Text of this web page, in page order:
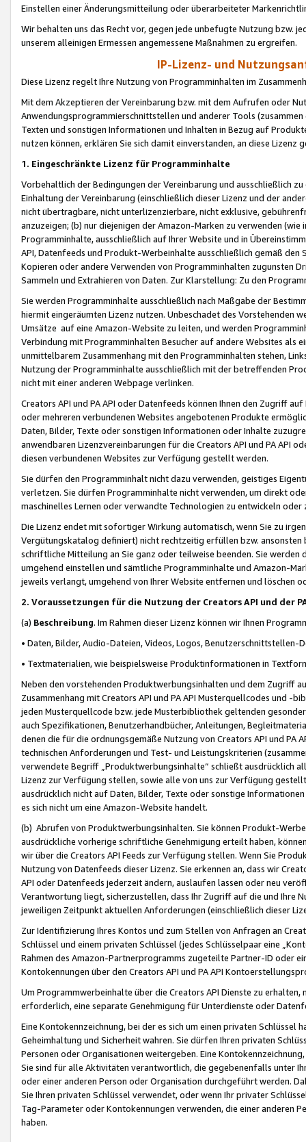
Einstellen einer Änderungsmitteilung oder überarbeiteter
Wir behalten uns das Recht vor, gegen jede unbefugte Nutzung bzw.
unserem alleinigen Ermessen angemessene Maßnahmen zu ergreifen.
IP-Lizenz- und
Diese Lizenz regelt Ihre Nutzung von Programminhalten im
Mit dem Akzeptieren der Vereinbarung bzw. mit dem Aufrufen oder
Anwendungsprogrammierschnittstellen und anderer Tools (zusammen
Texten und sonstigen Informationen und Inhalten in Bezug auf
nutzen können, erklären Sie sich damit einverstanden, an diese Lizenz
1. Eingeschränkte Lizenz für Programminhalte
Vorbehaltlich der Bedingungen der Vereinbarung und ausschließlich
Einhaltung der Vereinbarung (einschließlich dieser Lizenz und der
nicht übertragbare, nicht unterlizenzierbare, nicht exklusive,
anzuzeigen; (b) nur diejenigen der Amazon-Marken zu verwenden
Programminhalte, ausschließlich auf Ihrer Website und in
API, Datenfeeds und Produkt-Werbeinhalte ausschließlich gemäß
Kopieren oder andere Verwenden von Programminhalten zugunsten
Sammeln und Extrahieren von Daten. Zur Klarstellung: Zu den
Sie werden Programminhalte ausschließlich nach Maßgabe der
hiermit eingeräumten Lizenz nutzen. Unbeschadet des Vorstehenden
Umsätze auf eine Amazon-Website zu leiten, und werden
Verbindung mit Programminhalten Besucher auf andere Websites als
unmittelbarem Zusammenhang mit den Programminhalten stehen,
Nutzung der Programminhalte ausschließlich mit der betreffenden
nicht mit einer anderen Webpage verlinken.
Creators API und PA API oder Datenfeeds können Ihnen den Zugriff
oder mehreren verbundenen Websites angebotenen Produkte
Daten, Bilder, Texte oder sonstigen Informationen oder Inhalte
anwendbaren Lizenzvereinbarungen für die Creators API und PA API
diesen verbundenen Websites zur Verfügung gestellt werden.
Sie dürfen den Programminhalt nicht dazu verwenden, geistiges
verletzen. Sie dürfen Programminhalte nicht verwenden, um direkt
maschinelles Lernen oder verwandte Technologien zu entwickeln
Die Lizenz endet mit sofortiger Wirkung automatisch, wenn Sie zu
Vergütungskatalog definiert) nicht rechtzeitig erfüllen bzw. ansonsten
schriftliche Mitteilung an Sie ganz oder teilweise beenden. Sie werden
umgehend einstellen und sämtliche Programminhalte und Amazon-
jeweils verlangt, umgehend von Ihrer Website entfernen und löschen
2. Voraussetzungen für die Nutzung der Creators API und der
(a) Beschreibung. Im Rahmen dieser Lizenz können wir Ihnen
• Daten, Bilder, Audio-Dateien, Videos, Logos, Benutzerschnittstellen-
• Textmaterialien, wie beispielsweise Produktinformationen in
Neben den vorstehenden Produktwerbungsinhalten und dem Zugriff
Zusammenhang mit Creators API und PA API Musterquellcodes und
jeden Musterquellcode bzw. jede Musterbibliothek geltenden
auch Spezifikationen, Benutzerhandbücher, Anleitungen,
denen die für die ordnungsgemäße Nutzung von Creators API und PA
technischen Anforderungen und Test- und Leistungskriterien
verwendete Begriff „Produktwerbungsinhalte“ schließt ausdrücklich
Lizenz zur Verfügung stellen, sowie alle von uns zur Verfügung
ausdrücklich nicht auf Daten, Bilder, Texte oder sonstige
es sich nicht um eine Amazon-Website handelt.
(b) Abrufen von Produktwerbungsinhalten. Sie können Produkt-
ausdrückliche vorherige schriftliche Genehmigung erteilt haben,
wir über die Creators API Feeds zur Verfügung stellen. Wenn Sie
Nutzung von Datenfeeds dieser Lizenz. Sie erkennen an, dass wir
API oder Datenfeeds jederzeit ändern, auslaufen lassen oder neu
Verantwortung liegt, sicherzustellen, dass Ihr Zugriff auf die und Ihre
jeweiligen Zeitpunkt aktuellen Anforderungen (einschließlich dieser
Zur Identifizierung Ihres Kontos und zum Stellen von Anfragen an
Schlüssel und einem privaten Schlüssel (jedes Schlüsselpaar eine
Rahmen des Amazon-Partnerprogramms zugeteilte Partner-ID oder
Kontokennungen über den Creators API und PA API
Um Programmwerbeinhalte über die Creators API Dienste zu
erforderlich, eine separate Genehmigung für Unterdienste oder
Eine Kontokennzeichnung, bei der es sich um einen privaten
Geheimhaltung und Sicherheit wahren. Sie dürfen Ihren privaten
Personen oder Organisationen weitergeben. Eine
Sie sind für alle Aktivitäten verantwortlich, die gegebenenfalls unter
oder einer anderen Person oder Organisation durchgeführt werden.
Sie Ihren privaten Schlüssel verwendet, oder wenn Ihr privater
Tag-Parameter oder Kontokennungen verwenden, die einer anderen
haben.